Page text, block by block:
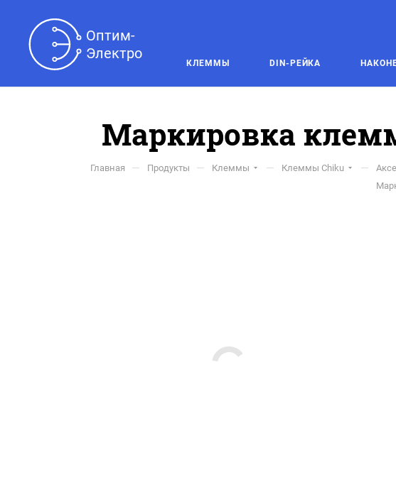
Оптим-
Электро
КЛЕММЫ DIN-РЕЙКА
Маркировка
Главная — Продукты — Клеммы — Клеммы Chiku —